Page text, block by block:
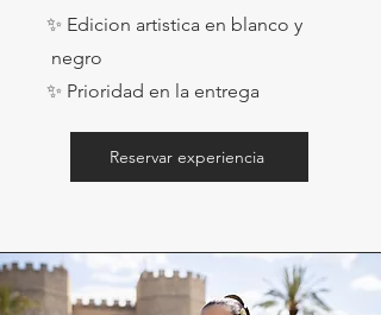
✨ Edicion artistica en blanco y
negro
✨ Prioridad en la entrega
Reservar experiencia